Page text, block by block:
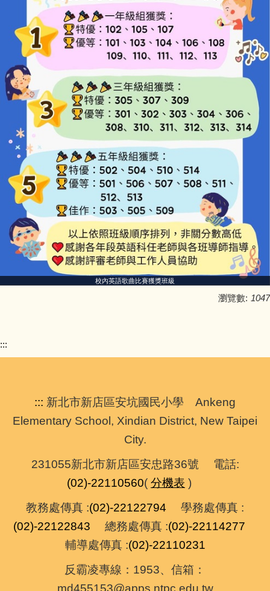
校內英語歌曲比賽獲獎班級
瀏覽數: 1047
:::
::: 新北市新店區安坑國民小學 Ankeng
Elementary School, Xindian District, New Taipei
City.
231055新北市新店區安忠路36號 電話:
(02)-22110560( 分機表 )
教務處傳真 :(02)-22122794 學務處傳真 :
(02)-22122843 總務處傳真 :(02)-22114277
輔導處傳真 :(02)-22110231
反霸凌專線：1953、信箱：
md455153@apps.ntpc.edu.tw